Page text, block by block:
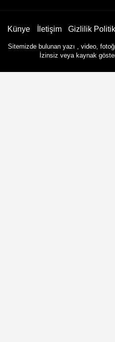
Künye İletişim Gizlilik
Sitemizde bulunan yazı , video,
İzinsiz veya kaynak